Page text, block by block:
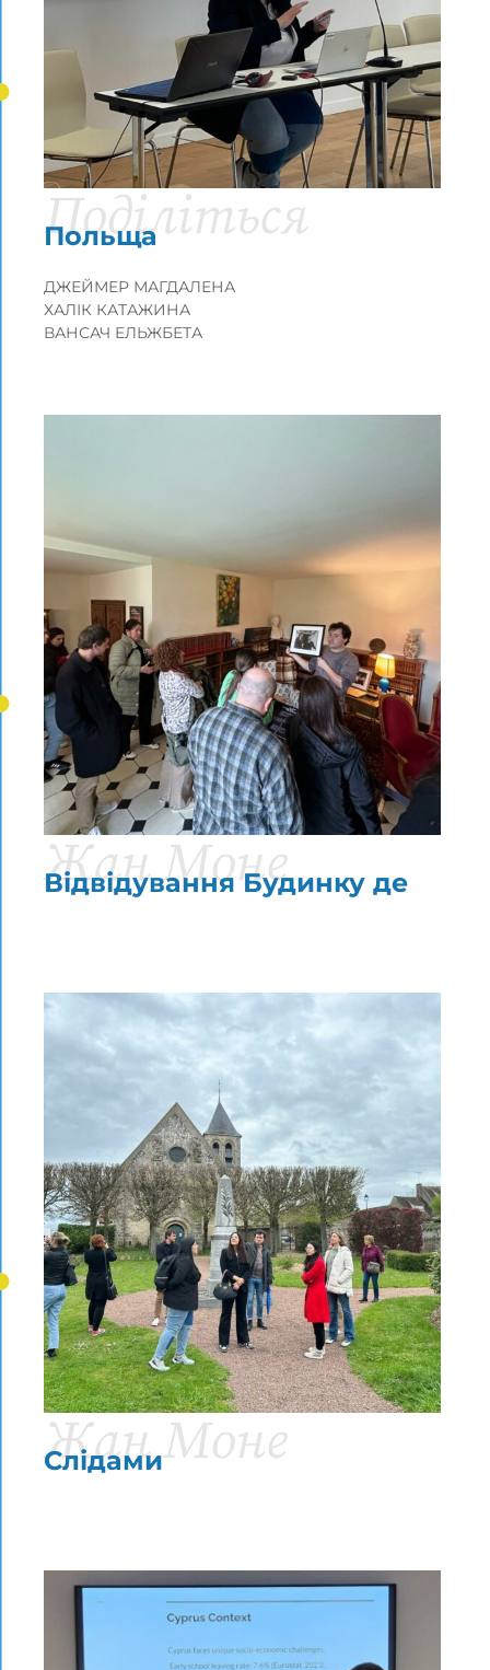
Громадяни, рівність, права та цінності
Європейський проект
Польща
Поділіться
ДЖЕЙМЕР МАГДАЛЕНА
ХАЛІК КАТАЖИНА
ВАНСАЧ ЕЛЬЖБЕТА
Відвідування Будинку де
Жан Моне
Слідами
Жан Моне